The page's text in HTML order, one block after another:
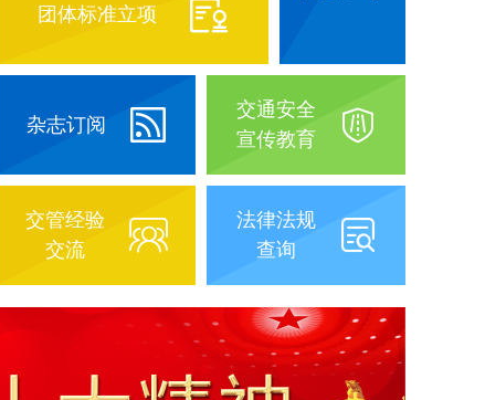
团体标准立项
杂志订阅
交通安全
宣传教育
交管经验
交流
法律法规
查询